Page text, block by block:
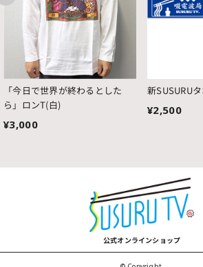
「今日で世界が終わるとした
ら」ロンT(白)
¥3,000
新SUSURU
¥2,500
公式オンラインショップ